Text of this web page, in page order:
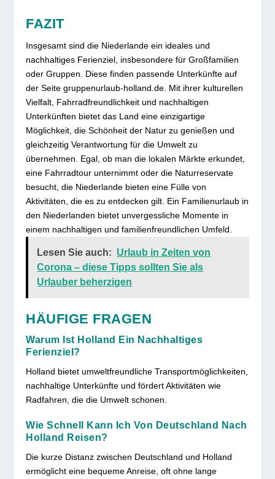
FAZIT
Insgesamt sind die Niederlande ein ideales und
nachhaltiges Ferienziel, insbesondere für Großfamilien
oder Gruppen. Diese finden passende Unterkünfte auf
der Seite gruppenurlaub-holland.de. Mit ihrer kulturellen
Vielfalt, Fahrradfreundlichkeit und nachhaltigen
Unterkünften bietet das Land eine einzigartige
Möglichkeit, die Schönheit der Natur zu genießen und
gleichzeitig Verantwortung für die Umwelt zu
übernehmen. Egal, ob man die lokalen Märkte erkundet,
eine Fahrradtour unternimmt oder die Naturreservate
besucht, die Niederlande bieten eine Fülle von
Aktivitäten, die es zu entdecken gilt. Ein Familienurlaub in
den Niederlanden bietet unvergessliche Momente in
einem nachhaltigen und familienfreundlichen Umfeld.
Lesen Sie auch: Urlaub in Zeiten von
Corona – diese Tipps sollten Sie als
Urlauber beherzigen
HÄUFIGE FRAGEN
Warum Ist Holland Ein Nachhaltiges
Ferienziel?
Holland bietet umweltfreundliche Transportmöglichkeiten,
nachhaltige Unterkünfte und fördert Aktivitäten wie
Radfahren, die die Umwelt schonen.
Wie Schnell Kann Ich Von Deutschland Nach
Holland Reisen?
Die kurze Distanz zwischen Deutschland und Holland
ermöglicht eine bequeme Anreise, oft ohne lange